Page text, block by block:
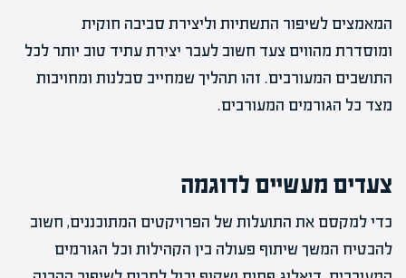
המאמצים לשיפור התשתיות וליצירת סביבה חוקית
ומוסדרת מהווים צעד חשוב לעבר יצירת עתיד טוב יותר לכל
התושבים המעורבים. זהו תהליך שמחייב סבלנות ומחויבות
מצד כל הגורמים המעורבים.
צעדים מעשיים לדוגמה
כדי למקסם את התועלות של הפרויקטים המתוכננים, חשוב
להבטיח המשך שיתוף פעולה בין הקהילות וכל הגורמים